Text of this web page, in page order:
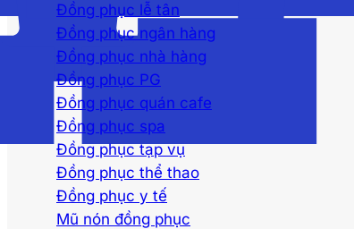
Đồng phục lễ tân
Đồng phục ngân hàng
Đồng phục nhà hàng
Đồng phục PG
Đồng phục quán cafe
Đồng phục spa
Đồng phục tạp vụ
Đồng phục thể thao
Đồng phục y tế
Mũ nón đồng phục